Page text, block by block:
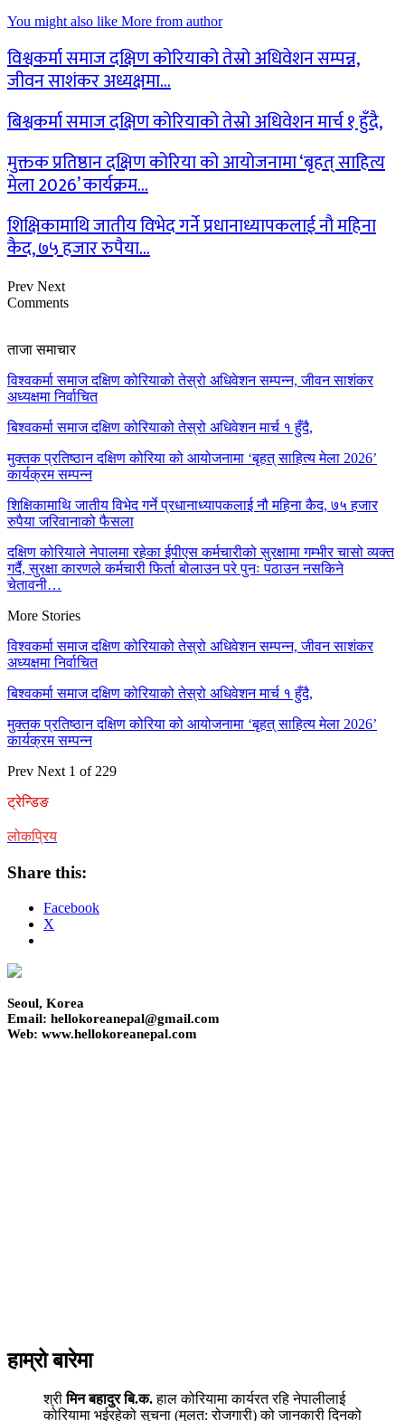
You might also like More from author
विश्वकर्मा समाज दक्षिण कोरियाको तेस्रो अधिवेशन सम्पन्न,
जीवन साशंकर अध्यक्षमा…
बिश्वकर्मा समाज दक्षिण कोरियाको तेस्रो अधिवेशन मार्च १ हुँदै,
मुक्तक प्रतिष्ठान दक्षिण कोरिया को आयोजनामा ‘बृहत् साहित्य
मेला 2026’ कार्यक्रम…
शिक्षिकामाथि जातीय विभेद गर्ने प्रधानाध्यापकलाई नौ महिना
कैद, ७५ हजार रुपैया…
Prev Next
Comments
ताजा समाचार
विश्वकर्मा समाज दक्षिण कोरियाको तेस्रो अधिवेशन सम्पन्न, जीवन साशंकर
अध्यक्षमा निर्वाचित
बिश्वकर्मा समाज दक्षिण कोरियाको तेस्रो अधिवेशन मार्च १ हुँदै,
मुक्तक प्रतिष्ठान दक्षिण कोरिया को आयोजनामा ‘बृहत् साहित्य मेला 2026’
कार्यक्रम सम्पन्न
शिक्षिकामाथि जातीय विभेद गर्ने प्रधानाध्यापकलाई नौ महिना कैद, ७५ हजार
रुपैया जरिवानाको फैसला
दक्षिण कोरियाले नेपालमा रहेका ईपीएस कर्मचारीको सुरक्षामा गम्भीर चासो व्यक्त
गर्दै, सुरक्षा कारणले कर्मचारी फिर्ता बोलाउन परे पुनः पठाउन नसकिने
चेतावनी…
More Stories
विश्वकर्मा समाज दक्षिण कोरियाको तेस्रो अधिवेशन सम्पन्न, जीवन साशंकर
अध्यक्षमा निर्वाचित
बिश्वकर्मा समाज दक्षिण कोरियाको तेस्रो अधिवेशन मार्च १ हुँदै,
मुक्तक प्रतिष्ठान दक्षिण कोरिया को आयोजनामा ‘बृहत् साहित्य मेला 2026’
कार्यक्रम सम्पन्न
Prev Next 1 of 229
ट्रेन्डिङ
लोकप्रिय
Share this:
Facebook
X
Seoul, Korea
Email: hellokoreanepal@gmail.com
Web: www.hellokoreanepal.com
हाम्रो बारेमा
श्रीमिन बहादुर बि.क.हाल कोरियामा कार्यरत रहि नेपालीलाई
कोरियामा भईरहेको सुचना (मुलत: रोजगारी) को जानकारी दिनको